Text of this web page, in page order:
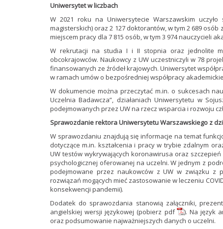
Uniwersytet w liczbach
W 2021 roku na Uniwersytecie Warszawskim
magisterskich) oraz 2 127 doktorantów, w tym 2 689
miejscem pracy dla 7 815 osób, w tym 3 974 nauczycieli
W rekrutacji na studia I i II stopnia oraz jednolite
obcokrajowców. Naukowcy z UW uczestniczyli w 78
finansowanych ze źródeł krajowych. Uniwersytet
w ramach umów o bezpośredniej współpracy
W dokumencie można przeczytać m.in. o sukcesach
Uczelnia Badawcza”, działaniach Uniwersytetu w
podejmowanych przez UW na rzecz wsparcia i rozwoju
Sprawozdanie rektora Uniwersytetu Warszawskiego z
W sprawozdaniu znajdują się informacje na temat
dotyczące m.in. kształcenia i pracy w trybie zdalnym
UW testów wykrywających koronawirusa oraz
psychologicznej oferowanej na uczelni. W jednym z
podejmowane przez naukowców z UW w związku z
rozwiązań mogących mieć zastosowanie w leczeniu
konsekwencji pandemii).
Dodatek do sprawozdania stanowią załączniki,
angielskiej wersji językowej (pobierz pdf
). Na język
oraz podsumowanie najważniejszych danych o uczelni.